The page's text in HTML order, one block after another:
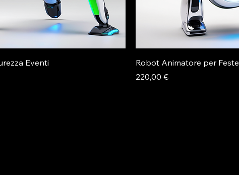
Eventi
Robot Animatore per Feste
Prezzo
220,00 €